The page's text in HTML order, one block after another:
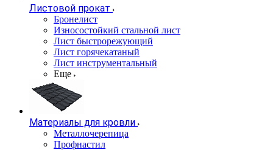
Листовой прокат
Бронелист
Износостойкий стальной лист
Лист быстрорежующий
Лист горячекатаный
Лист инструментальный
Еще
Материалы для кровли
Металлочерепица
Профнастил